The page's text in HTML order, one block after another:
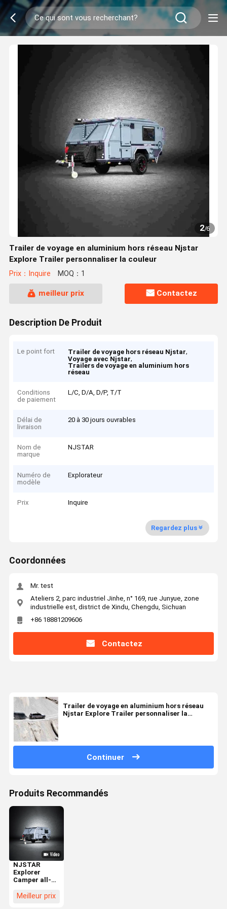
2/6
Trailer de voyage en aluminium hors réseau Njstar
Explore Trailer personnaliser la couleur
Prix：Inquire MOQ：1
meilleur prix Contactez
Description De Produit
Le point fort Trailer de voyage hors réseau Njstar,
Voyage avec Njstar,
Trailers de voyage en aluminium hors
réseau
Conditions
de paiement
L/C, D/A, D/P, T/T
Délai de
livraison
20 à 30 jours ouvrables
Nom de
marque
NJSTAR
Numéro de
modèle
Explorateur
Prix Inquire
Regardez plus
Coordonnées
Mr. test
Ateliers 2, parc industriel Jinhe, n° 169, rue Junyue, zone
industrielle est, district de Xindu, Chengdu, Sichuan
+86 18881209606
Contactez
Trailer de voyage en aluminium hors réseau
Njstar Explore Trailer personnaliser la
Continuer
Produits Recommandés
NJSTAR
Explorer
Camper all-
pour des
Meilleur prix